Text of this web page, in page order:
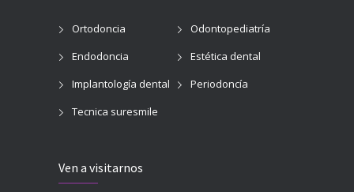
Ortodoncia
Odontopediatría
Endodoncia
Estética dental
Implantología dental
Periodoncía
Tecnica suresmile
Ven a visitarnos